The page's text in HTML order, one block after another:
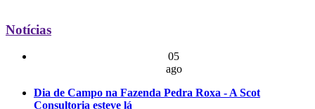
Notícias
05
ago
Dia de Campo na Fazenda Pedra Roxa - A Scot
Consultoria esteve lá